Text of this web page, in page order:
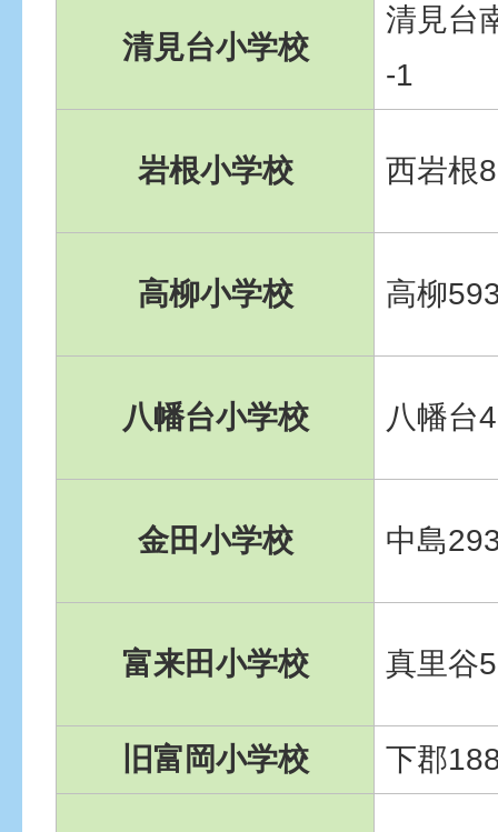
清見台小学校
清見台
-1
岩根小学校 西岩根
高柳小学校 高柳
八幡台小学校 八幡台
金田小学校 中島
富来田小学校 真里谷
旧富岡小学校 下郡